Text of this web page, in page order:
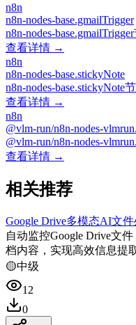
n8n
n8n-nodes-base.gmailTrigger
n8n-nodes-
查看详情 →
n8n
n8n-nodes-base.stickyNote
n8n-nodes-base.stickyNote
查看详情 →
n8n
@vlm-run/n8n-nodes-
@vlm-run/n8n-nodes-
查看详情 →
相关推荐
Google Drive多模态AI文件
自动监控Google Drive文
档内容，实现高效信息提
🟡中级
12
0